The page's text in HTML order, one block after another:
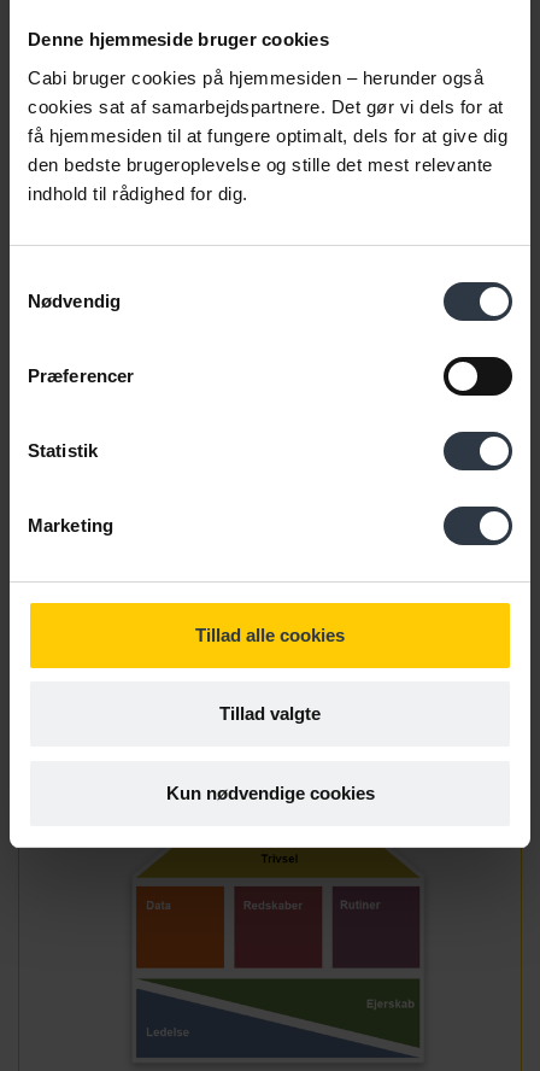
Denne hjemmeside bruger cookies
Cabi bruger cookies på hjemmesiden – herunder også
cookies sat af samarbejdspartnere. Det gør vi dels for at
få hjemmesiden til at fungere optimalt, dels for at give dig
den bedste brugeroplevelse og stille det mest relevante
indhold til rådighed for dig.
Nødvendig
Præferencer
Statistik
Marketing
Tillad alle cookies
Tillad valgte
Kun nødvendige cookies
Når samtaler med
medarbejdere er svære
Få viden og værktøjer til at gøre de svære samtaler (lidt)
lettere!
omkring opfølgningen, er det tid til at se nærmere
på trivslen.
Gå til trin 6: Trivsel
<-- Gå til trin 3: Data